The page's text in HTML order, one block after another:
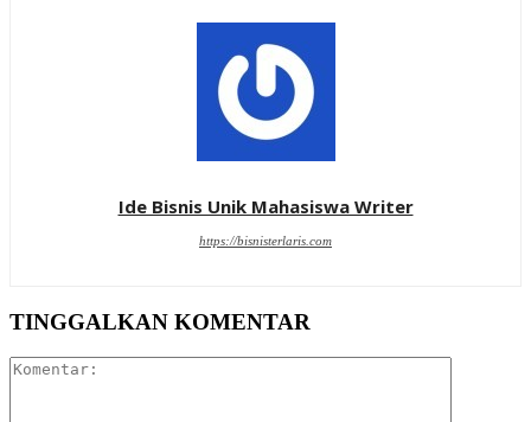
Ide Bisnis Unik Mahasiswa Writer
https://bisnisterlaris.com
TINGGALKAN KOMENTAR